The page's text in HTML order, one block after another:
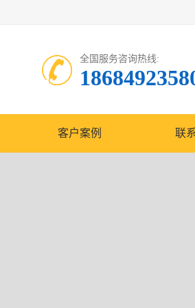
全国服务咨询热线:
客户案例 联